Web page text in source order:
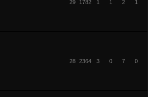
29 1782 1 1 2 1
28 2364 3 0 7 0